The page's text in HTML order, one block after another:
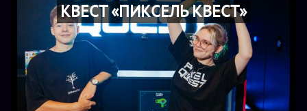
КВЕСТ «ПИКСЕЛЬ КВЕСТ»